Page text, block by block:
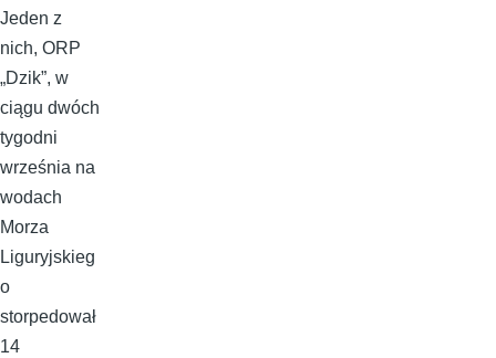
Jeden z
nich, ORP
„Dzik”, w
ciągu dwóch
tygodni
września na
wodach
Morza
Liguryjskieg
o
storpedował
14